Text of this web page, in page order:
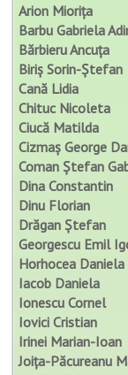
Arion Miorița
Barbu Gabriela
Bărbieru Ancuța
Biriș Sorin-Ștefan
Cană Lidia
Chituc Nicoleta
Ciucă Matilda
Cizmaș George
Coman Ștefan
Dina Constantin
Dinu Florian
Drăgan Ștefan
Georgescu Emil
Horhocea Daniela
Iacob Daniela
Ionescu Cornel
Iovici Cristian
Irinei Marian-Ioan
Joița-Păcureanu